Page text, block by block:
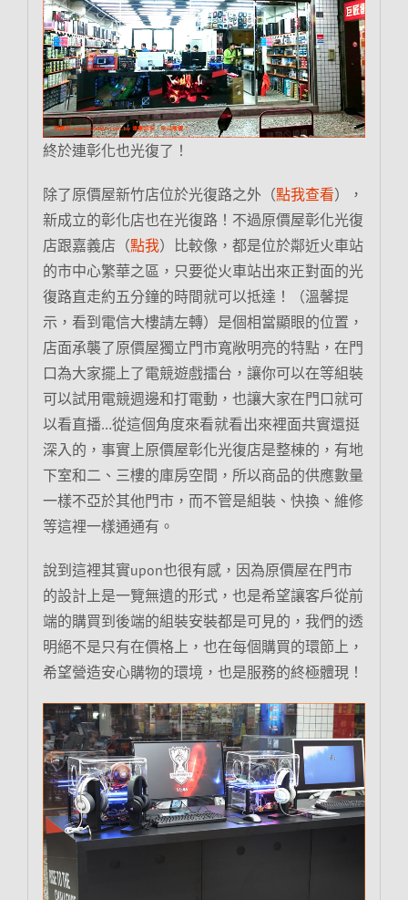
終於連彰化也光復了！
除了原價屋新竹店位於光復路之外（點我查看），
新成立的彰化店也在光復路！不過原價屋彰化光復
店跟嘉義店（點我）比較像，都是位於鄰近火車站
的市中心繁華之區，只要從火車站出來正對面的光
復路直走約五分鐘的時間就可以抵達！（溫馨提
示，看到電信大樓請左轉）是個相當顯眼的位置，
店面承襲了原價屋獨立門市寬敞明亮的特點，在門
口為大家擺上了電競遊戲擂台，讓你可以在等組裝
可以試用電競週邊和打電動，也讓大家在門口就可
以看直播…從這個角度來看就看出來裡面共實還挺
深入的，事實上原價屋彰化光復店是整棟的，有地
下室和二、三樓的庫房空間，所以商品的供應數量
一樣不亞於其他門市，而不管是組裝、快換、維修
等這裡一樣通通有。
說到這裡其實upon也很有感，因為原價屋在門市
的設計上是一覽無遺的形式，也是希望讓客戶從前
端的購買到後端的組裝安裝都是可見的，我們的透
明絕不是只有在價格上，也在每個購買的環節上，
希望營造安心購物的環境，也是服務的終極體現！